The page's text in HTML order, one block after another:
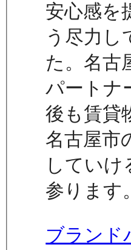
安心感を
う尽力し
た。名古
パートナ
後も賃貸
名古屋市
していけ
参ります。
ブランド